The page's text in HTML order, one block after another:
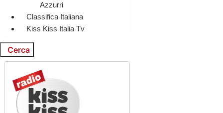
Azzurri
Classifica Italiana
Kiss Kiss Italia Tv
Cerca